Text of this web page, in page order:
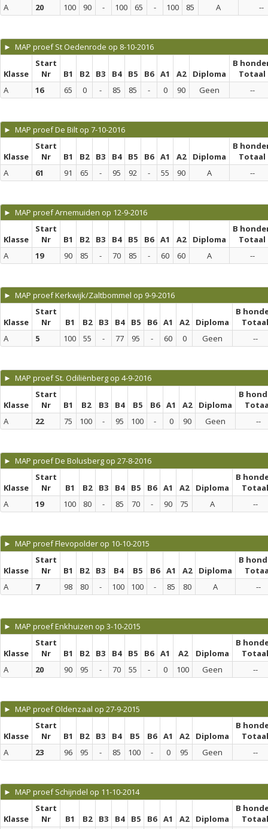
A 20 100 90 - 100 65 - 100 85 A --
► MAP proef St Oedenrode op 8-10-2016
Klasse
Start
Nr
B1 B2 B3 B4 B5 B6 A1 A2 Diploma
B
Totaal
A
16 65 0 - 85 85 - 0 90 Geen --
► MAP proef De Bilt op 7-10-2016
Klasse
Start
Nr
B1 B2 B3 B4 B5 B6 A1 A2 Diploma
B
Totaal
A
61 91 65 - 95 92 - 55 90 A --
► MAP proef Arnemuiden op 12-9-2016
Klasse
Start
Nr
B1 B2 B3 B4 B5 B6 A1 A2 Diploma
B
Totaal
A
19 90 85 - 70 85 - 60 60 A --
► MAP proef Kerkwijk/Zaltbommel op 9-9-2016
Klasse
Start
Nr
B1 B2 B3 B4 B5 B6 A1 A2 Diploma
B
Totaal
A
5 100 55 - 77 95 - 60 0 Geen --
► MAP proef St. Odiliënberg op 4-9-2016
Klasse
Start
Nr
B1 B2 B3 B4 B5 B6 A1 A2 Diploma
B
A
22 75 100 - 95 100 - 0 90 Geen --
► MAP proef De Bolusberg op 27-8-2016
Klasse
Start
Nr
B1 B2 B3 B4 B5 B6 A1 A2 Diploma
B
Totaal
A
19 100 80 - 85 70 - 90 75 A --
► MAP proef Flevopolder op 10-10-2015
Klasse
Start
Nr
B1 B2 B3 B4 B5 B6 A1 A2 Diploma
B
A
7 98 80 - 100 100 - 85 80 A --
► MAP proef Enkhuizen op 3-10-2015
Klasse
Start
Nr
B1 B2 B3 B4 B5 B6 A1 A2 Diploma
B
Totaal
A
20 90 95 - 70 55 - 0 100 Geen --
► MAP proef Oldenzaal op 27-9-2015
Klasse
Start
Nr
B1 B2 B3 B4 B5 B6 A1 A2 Diploma
B
Totaal
A
23 96 95 - 85 100 - 0 95 Geen --
► MAP proef Schijndel op 11-10-2014
Klasse
Start
Nr
B1 B2 B3 B4 B5 B6 A1 A2 Diploma
B
Totaal